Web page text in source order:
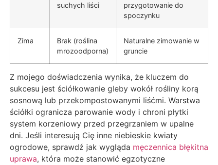
suchych liści
przygotowanie do
spoczynku
Zima
Brak (roślina
mrozoodporna)
Naturalne zimowanie w
gruncie
Z mojego doświadczenia wynika, że kluczem do
sukcesu jest ściółkowanie gleby wokół rośliny korą
sosnową lub przekompostowanymi liśćmi. Warstwa
ściółki ogranicza parowanie wody i chroni płytki
system korzeniowy przed przegrzaniem w upalne
dni. Jeśli interesują Cię inne niebieskie kwiaty
ogrodowe, sprawdź jak wygląda męczennica błękitna
uprawa, która może stanowić egzotyczne